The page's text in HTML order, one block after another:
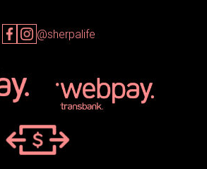
@sherpalife